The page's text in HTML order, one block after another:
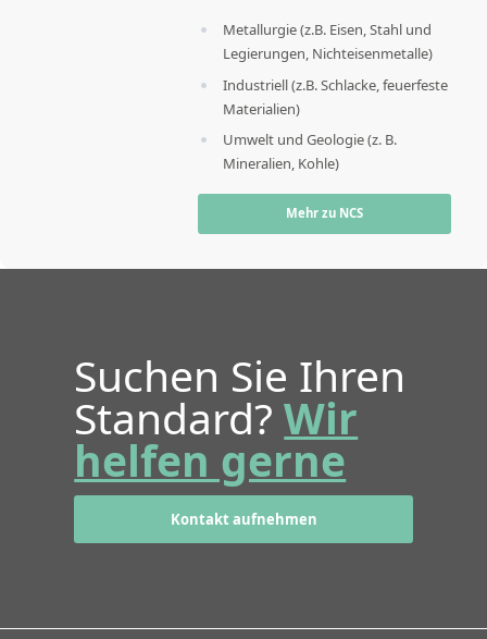
Metallurgie (z.B. Eisen, Stahl und
Legierungen, Nichteisenmetalle)
Industriell (z.B. Schlacke, feuerfeste
Materialien)
Umwelt und Geologie (z. B.
Mineralien, Kohle)
Mehr zu NCS
Suchen Sie Ihren
Standard?Wir
helfen gerne
Kontakt aufnehmen